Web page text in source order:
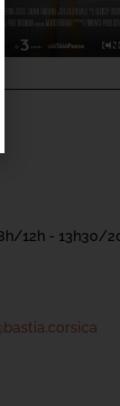
12h - 13h30/